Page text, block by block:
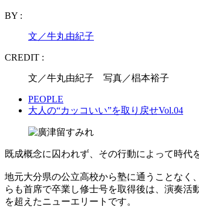
BY :
文／牛丸由紀子
CREDIT :
文／牛丸由紀子 写真／椙本裕子
PEOPLE
大人の“カッコいい”を取り戻せVol.04
既成概念に囚われず、その行動によって時代
地元大分県の公立高校から塾に通うことなく
らも首席で卒業し修士号を取得後は、演奏
を超えたニューエリートです。